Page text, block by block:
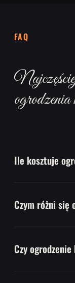
FAQ
ogrodzenia
Ile kosztuje
Czym różni się
Czy